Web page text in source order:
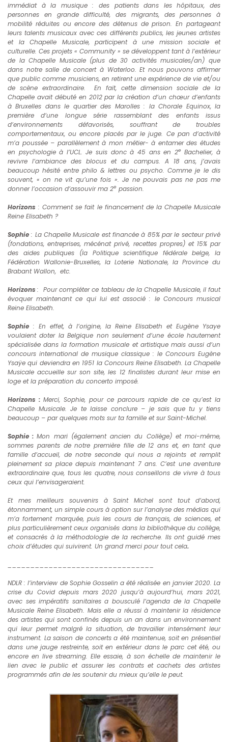
immédiat à la musique : des patients dans les hôpitaux, des
personnes en grande difficulté, des migrants, des personnes à
mobilité réduites ou encore des détenus de prison. En partageant
leurs talents musicaux avec ces différents publics, les jeunes artistes
et la Chapelle Musicale, participent à une mission sociale et
culturelle. Ces projets « Community » se développent tant à l’extérieur
de la Chapelle Musicale (plus de 30 activités musicales/an) que
dans notre salle de concert à Waterloo. Et nous pouvons affirmer
que public comme musiciens, en retirent une expérience de vie et/ou
de scène extraordinaire. En fait, cette dimension sociale de la
Chapelle avait débuté en 2012 par la création d’un chœur d’enfants
à Bruxelles dans le quartier des Marolles : la Chorale Equinox, la
première d’une longue série rassemblant des enfants issus
d’environnements défavorisés, souffrant de troubles
comportementaux, ou encore placés par le juge. Ce pan d’activité
m’a poussée – parallèlement à mon métier- à entamer des études
en psychologie à l’UCL. Je suis donc à 45 ans en 2eBachelier, à
revivre l’ambiance des blocus et du campus. A 18 ans, j’avais
beaucoup hésité entre philo & lettres ou psycho. Comme je le dis
souvent, « on ne vit qu’une fois ». Je ne pouvais pas ne pas me
donner l’occasion d’assouvir ma 2e passion.
Horizons : Comment se fait le financement de la Chapelle Musicale
Reine Elisabeth ?
Sophie : La Chapelle Musicale est financée à 85% par le secteur privé
(fondations, entreprises, mécénat privé, recettes propres) et 15% par
des aides publiques (la Politique scientifique fédérale belge, la
Fédération Wallonie-Bruxelles, la Loterie Nationale, la Province du
Brabant Wallon, etc.
Horizons: Pour compléter ce tableau de la Chapelle Musicale, il faut
évoquer maintenant ce qui lui est associé : le Concours musical
Reine Elisabeth.
Sophie : En effet, à l’origine, la Reine Elisabeth et Eugène Ysaye
voulaient doter la Belgique non seulement d’une école hautement
spécialisée dans la formation musicale et artistique mais aussi d’un
concours international de musique classique : le Concours Eugène
Ysaÿe qui deviendra en 1951 la Concours Reine Elisabeth. La Chapelle
Musicale accueille sur son site, les 12 finalistes durant leur mise en
loge et la préparation du concerto imposé.
Horizons : Merci, Sophie, pour ce parcours rapide de ce qu’est la
Chapelle Musicale. Je te laisse conclure – je sais que tu y tiens
beaucoup – par quelques mots sur ta famille et sur Saint-Michel.
Sophie :Mon mari (également ancien du Collège) et moi-même,
sommes parents de notre première fille de 12 ans et, en tant que
famille d’accueil, de notre seconde qui nous a rejoints et remplit
pleinement sa place depuis maintenant 7 ans. C’est une aventure
extraordinaire que, tous les quatre, nous conseillons de vivre à tous
ceux qui l’envisageraient.
Et mes meilleurs souvenirs à Saint Michel sont tout d’abord,
étonnamment, un simple cours à option sur l’analyse des médias qui
m’a fortement marquée, puis les cours de français, de sciences, et
plus particulièrement ceux organisés dans la bibliothèque du collège,
et consacrés à la méthodologie de la recherche. Ils ont guidé mes
choix d’études qui suivirent. Un grand merci pour tout cela.
NDLR : l’interview de Sophie Gosselin a été réalisée en janvier 2020. La
crise du Covid depuis mars 2020 jusqu’à aujourd’hui, mars 2021,
avec ses impératifs sanitaires a bousculé l’agenda de la Chapelle
Musicale Reine Elisabeth. Mais elle a réussi à maintenir la résidence
des artistes qui sont confinés depuis un an dans un environnement
qui leur permet malgré la situation, de travailler intensément leur
instrument. La saison de concerts a été maintenue, soit en présentiel
dans une jauge restreinte, soit en extérieur dans le parc cet été, ou
encore en live streaming. Elle essaie, à son échelle de maintenir le
lien avec le public et assurer les contrats et cachets des artistes
programmés afin de les soutenir du mieux qu’elle le peut.